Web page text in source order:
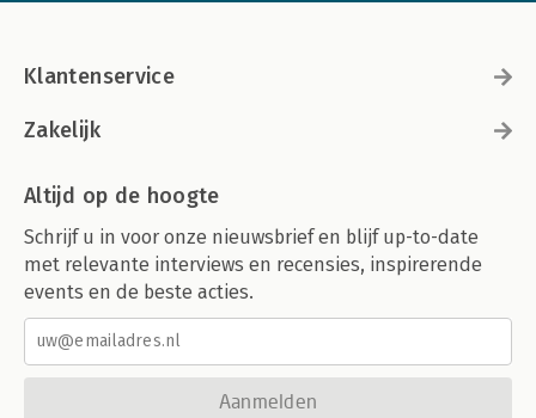
Klantenservice
Zakelijk
Altijd op de hoogte
Schrijf u in voor onze nieuwsbrief en blijf up-to-date
met relevante interviews en recensies, inspirerende
events en de beste acties.
Aanmelden